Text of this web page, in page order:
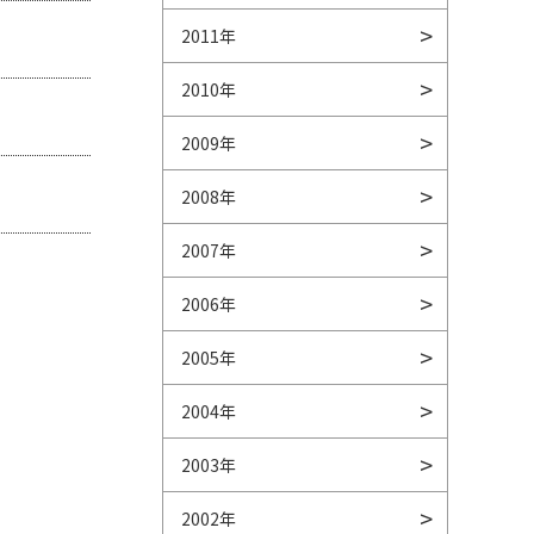
2011年
2010年
2009年
2008年
2007年
2006年
2005年
2004年
2003年
2002年